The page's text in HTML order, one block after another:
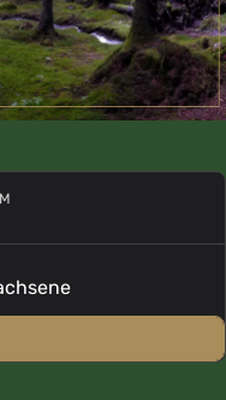
Parametern öffnen